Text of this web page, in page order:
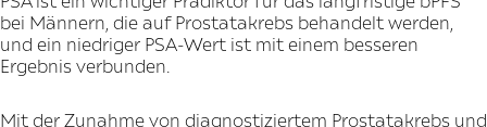
bei Männern, die auf Prostatakrebs behandelt werden,
und ein niedriger PSA-Wert ist mit einem besseren
Ergebnis verbunden.
Mit der Zunahme von diagnostiziertem Prostatakrebs und